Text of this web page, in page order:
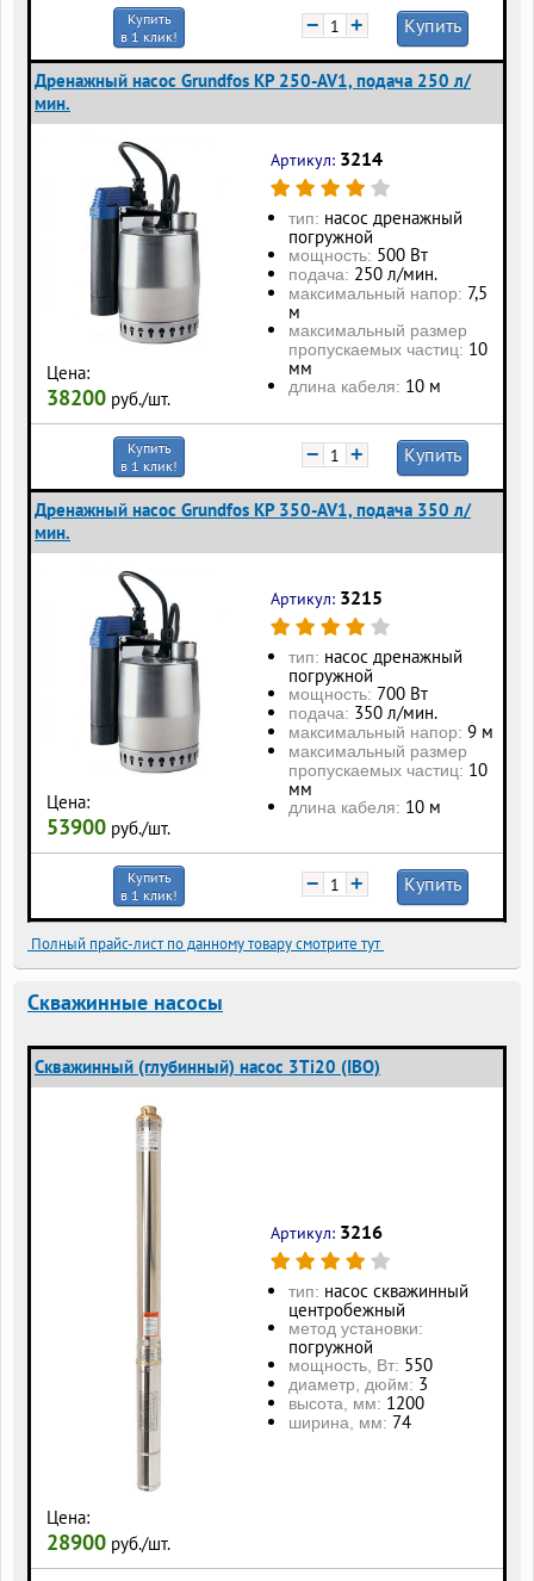
Купить
в 1 клик!
− + Купить
Дренажный насос Grundfos KP 250-AV1, подача 250 л/
мин.
Цена:
38200 руб./шт.
Артикул: 3214
тип: насос дренажный
погружной
мощность: 500 Вт
подача: 250 л/мин.
максимальный напор: 7,5
м
максимальный размер
пропускаемых частиц: 10
мм
длина кабеля: 10 м
Купить
в 1 клик!
− + Купить
Дренажный насос Grundfos KP 350-AV1, подача 350 л/
мин.
Цена:
53900 руб./шт.
Артикул: 3215
тип: насос дренажный
погружной
мощность: 700 Вт
подача: 350 л/мин.
максимальный напор: 9 м
максимальный размер
пропускаемых частиц: 10
мм
длина кабеля: 10 м
Купить
в 1 клик!
− + Купить
Полный прайс-лист по данному товару смотрите тут
Скважинные насосы
Скважинный (глубинный) насос 3Ti20 (IBO)
Цена:
28900 руб./шт.
Артикул: 3216
тип: насос скважинный
центробежный
метод установки:
погружной
мощность, Вт: 550
диаметр, дюйм: 3
высота, мм: 1200
ширина, мм: 74